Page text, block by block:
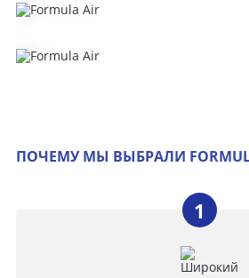
ПОЧЕМУ МЫ ВЫБРАЛИ